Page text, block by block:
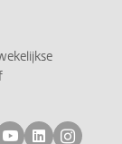
op bluesky
ons op
Volg ons op
Volg ons
Volg